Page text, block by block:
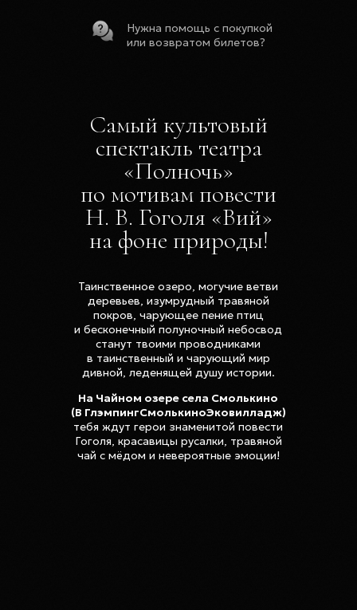
Нужна помощь с покупкой
или возвратом билетов?
Таинственное озеро, могучие ветви
деревьев, изумрудный травяной
покров, чарующее пение птиц
и бесконечный полуночный небосвод
станут твоими проводниками
в таинственный и чарующий мир
дивной, леденящей душу истории.
На Чайном озере села Смолькино
(В ГлэмпингСмолькиноЭковилладж)
тебя ждут герои знаменитой повести
Гоголя, красавицы русалки, травяной
чай с мёдом и невероятные эмоции!
Самый культовый
спектакль театра
«Полночь»
по мотивам повести
Н. В. Гоголя «Вий»
на фоне природы!